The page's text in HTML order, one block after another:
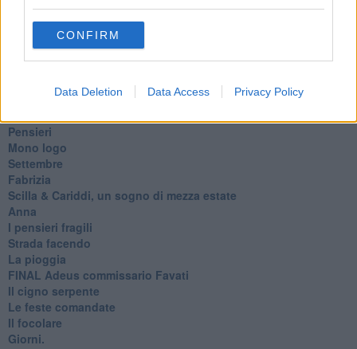
CONFIRM
Data Deletion Data Access Privacy Policy
Ciò che resta
La balena
Vittorio
Il mago, la pera e il Bar la Posta
Primavera
Pensieri
Mono logo
Settembre
Fabrizia
​Scilla & Cariddi, un sogno di mezza estate
Anna
I pensieri fragili
Strada facendo
La pioggia
FINAL Adeus commissario Favati
Il cigno serpente
Le feste comandate
Il focolare
Giorni.